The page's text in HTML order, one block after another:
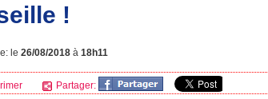
!
le 26/08/2018 à 18h11
Partager: